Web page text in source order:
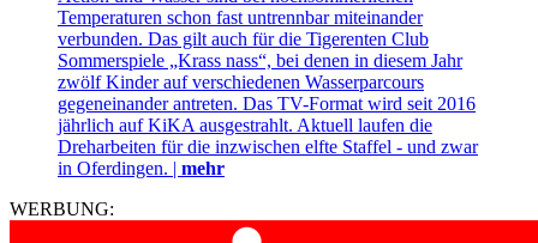
Temperaturen schon fast untrennbar miteinander
verbunden. Das gilt auch für die Tigerenten Club
Sommerspiele „Krass nass“, bei denen in diesem Jahr
zwölf Kinder auf verschiedenen Wasserparcours
gegeneinander antreten. Das TV-Format wird seit 2016
jährlich auf KiKA ausgestrahlt. Aktuell laufen die
Dreharbeiten für die inzwischen elfte Staffel - und zwar
in Oferdingen. | mehr
WERBUNG: